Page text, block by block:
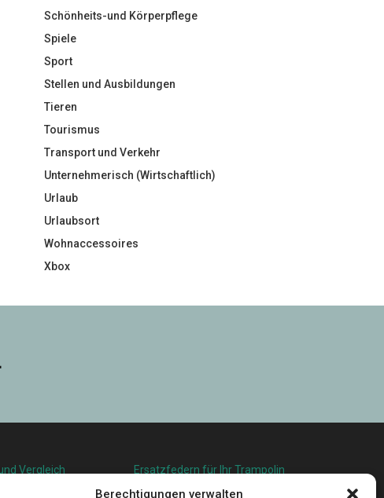
Berechtigungen verwalten
Schönheits-und Körperpflege
Spiele
Sport
Stellen und Ausbildungen
Tieren
Tourismus
Transport und Verkehr
Unternehmerisch (Wirtschaftlich)
Urlaub
Urlaubsort
Wohnaccessoires
Xbox
Vergleich
Lebensqualität in
Ersatzfedern für Ihr Trampolin
Holländischer Stoffmarkt in Ihrer Nähe